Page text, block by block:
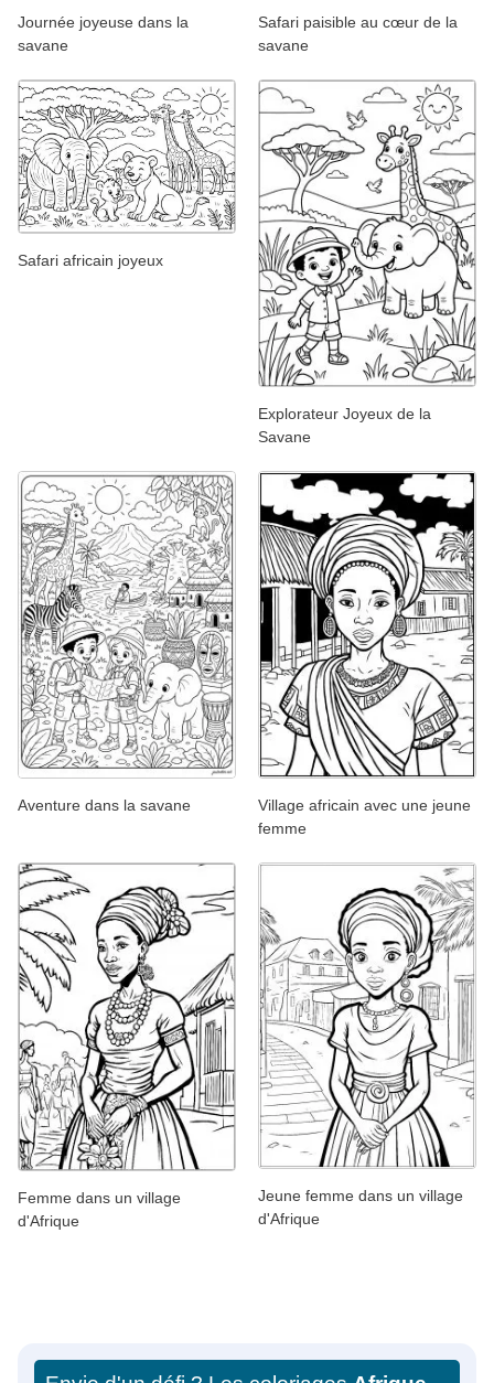
Journée joyeuse dans la
savane
Safari paisible au cœur de la
savane
Safari africain joyeux
Explorateur Joyeux de la
Savane
Aventure dans la savane
Village africain avec une jeune
femme
Femme dans un village
d'Afrique
Jeune femme dans un village
d'Afrique